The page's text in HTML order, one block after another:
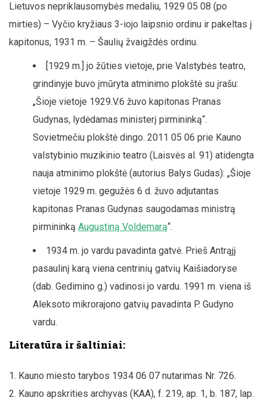
Lietuvos nepriklausomybės medaliu, 1929 05 08 (po
mirties) – Vyčio kryžiaus 3-iojo laipsnio ordinu ir pakeltas į
kapitonus, 1931 m. – Šaulių žvaigždės ordinu.
[1929 m.] jo žūties vietoje, prie Valstybės teatro,
grindinyje buvo įmūryta atminimo plokštė su įrašu:
„Šioje vietoje 1929.V.6 žuvo kapitonas Pranas
Gudynas, lydėdamas ministerį pirmininką“.
Sovietmečiu plokštė dingo. 2011 05 06 prie Kauno
valstybinio muzikinio teatro (Laisvės al. 91) atidengta
nauja atminimo plokštė (autorius Balys Gudas): „Šioje
vietoje 1929 m. gegužės 6 d. žuvo adjutantas
kapitonas Pranas Gudynas saugodamas ministrą
pirmininką Augustiną Voldemarą“.
1934 m. jo vardu pavadinta gatvė. Prieš Antrąjį
pasaulinį karą viena centrinių gatvių Kaišiadoryse
(dab. Gedimino g.) vadinosi jo vardu. 1991 m. viena iš
Aleksoto mikrorajono gatvių pavadinta P. Gudyno
vardu.
Literatūra ir šaltiniai:
Kauno miesto tarybos 1934 06 07 nutarimas Nr. 726.
Kauno apskrities archyvas (KAA), f. 219, ap. 1, b. 187, lap.